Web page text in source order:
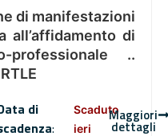
di manifestazioni
all’affidamento di
professionale ..
di
:
Scaduto
ieri
Maggiori
dettagli